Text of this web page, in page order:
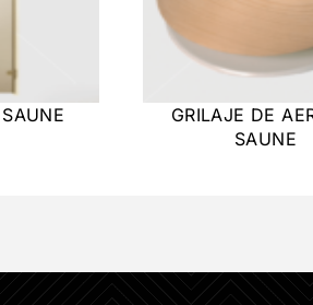
GRILAJE DE
SAUNE